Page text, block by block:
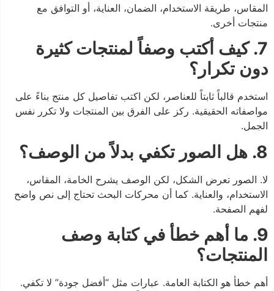
المقاس، طريقة الاستخدام، الضمان، العناية، أو التوافق مع
منتجات أخرى.
7. كيف أكتب وصفاً لمنتجات كثيرة
دون تكرار؟
استخدم قالباً ثابتاً للعناصر، لكن اكتب تفاصيل كل منتج بناءً على
مواصفاته الحقيقية. ركز على الفرق بين المنتجات ولا تكرر نفس
الجمل.
8. هل الصور تكفي بدلاً من الوصف؟
لا. الصور تعرض الشكل، لكن الوصف يشرح الخامة، المقاس،
الاستخدام، والعناية. كما أن محركات البحث تحتاج إلى نص واضح
لفهم الصفحة.
9. ما أهم خطأ في كتابة وصف
المنتجات؟
أهم خطأ هو الكتابة العامة. عبارات مثل “أفضل جودة” لا تكفي.